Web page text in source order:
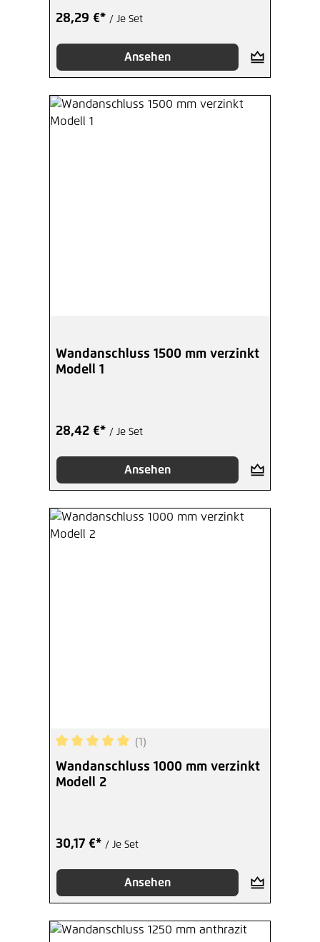
28,29 €* / Je Set
Ansehen
Wandanschluss 1500 mm verzinkt
Modell 1
28,42 €* / Je Set
Ansehen
Durchschnittliche Bewertung von 5 von 5
(1)
Wandanschluss 1000 mm verzinkt
Modell 2
30,17 €* / Je Set
Ansehen